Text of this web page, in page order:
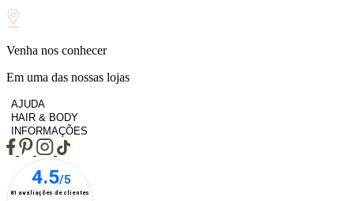
Venha nos conhecer
Em uma das nossas lojas
AJUDA
HAIR & BODY
INFORMAÇÕES